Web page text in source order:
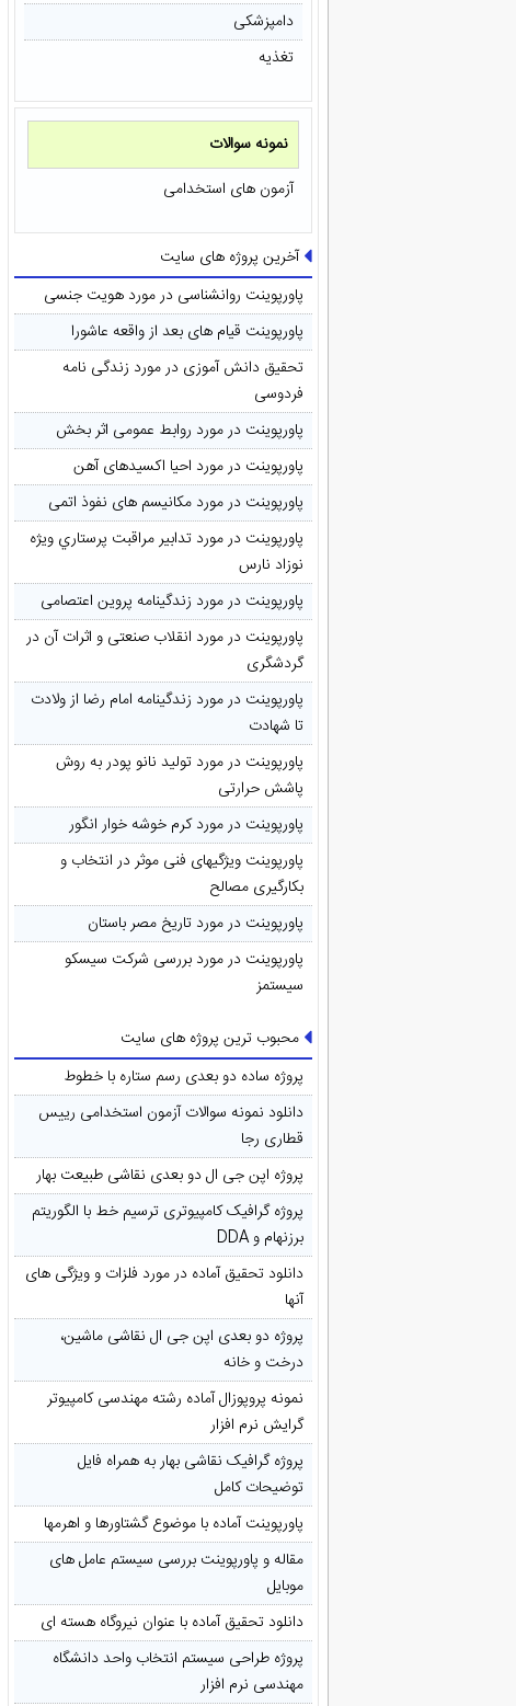
دامپزشکی
تغذیه
نمونه سوالات
آزمون های استخدامی
آخرین پروژه های سایت
پاورپوینت روانشناسی در مورد هویت جنسی
پاورپوینت قیام های بعد از واقعه عاشورا
تحقیق دانش آموزی در مورد زندگی نامه
فردوسی
پاورپوینت در مورد روابط عمومی اثر بخش
پاورپوینت در مورد احیا اکسیدهای آهن
پاورپوینت در مورد مکانیسم های نفوذ اتمی
پاورپوینت در مورد تدابیر مراقبت پرستاري ويژه
نوزاد نارس
پاورپوینت در مورد زندگینامه پروین اعتصامی
پاورپوینت در مورد انقلاب صنعتی و اثرات آن در
گردشگری
پاورپوینت در مورد زندگینامه امام رضا از ولادت
تا شهادت
پاورپوینت در مورد تولید نانو پودر به روش
پاشش حرارتی
پاورپوینت در مورد کرم خوشه خوار انگور
پاورپوینت ویژگیهای فنی موثر در انتخاب و
بکارگیری مصالح
پاورپوینت در مورد تاريخ مصر باستان
پاورپوینت در مورد بررسی شرکت سیسکو
سیستمز
محبوب ترین پروژه های سایت
پروژه ساده دو بعدی رسم ستاره با خطوط
دانلود نمونه سوالات آزمون استخدامی رییس
قطاری رجا
پروژه اپن جی ال دو بعدی نقاشی طبیعت بهار
پروژه گرافیک کامپیوتری ترسیم خط با الگوریتم
برزنهام و DDA
دانلود تحقیق آماده در مورد فلزات و ویژگی های
آنها
پروژه دو بعدی اپن جی ال نقاشی ماشین،
درخت و خانه
نمونه پروپوزال آماده رشته مهندسی کامپیوتر
گرایش نرم افزار
پروژه گرافیک نقاشی بهار به همراه فایل
توضیحات کامل
پاورپوینت آماده با موضوع گشتاورها و اهرمها
مقاله و پاورپوینت بررسی سیستم عامل های
موبایل
دانلود تحقیق آماده با عنوان نیروگاه هسته ای
پروژه طراحی سیستم انتخاب واحد دانشگاه
مهندسی نرم افزار